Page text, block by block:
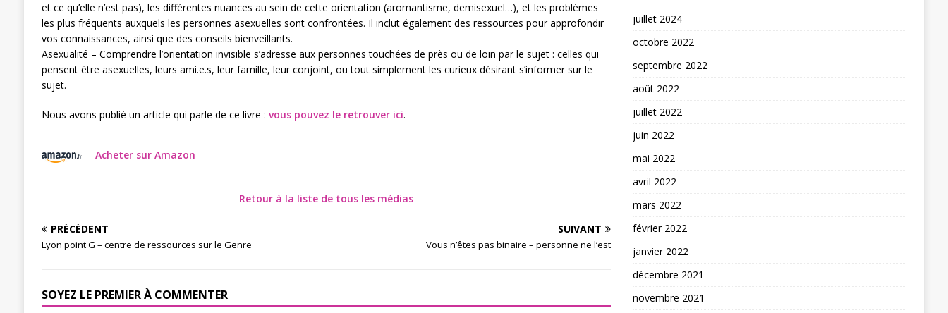
et ce qu’elle n’est pas), les différentes nuances au sein de cette orientation (aromantisme, demisexuel…), et les problèmes
les plus fréquents auxquels les personnes asexuelles sont confrontées. Il inclut également des ressources pour approfondir
vos connaissances, ainsi que des conseils bienveillants.
Asexualité – Comprendre l’orientation invisible s’adresse aux personnes touchées de près ou de loin par le sujet : celles qui
pensent être asexuelles, leurs ami.e.s, leur famille, leur conjoint, ou tout simplement les curieux désirant s’informer sur le
sujet.
Nous avons publié un article qui parle de ce livre : vous pouvez le retrouver ici.
Acheter sur Amazon
Retour à la liste de tous les médias
PRÉCÉDENT
Lyon point G – centre de ressources sur le Genre
SUIVANT
Vous n’êtes pas binaire – personne ne l’est
SOYEZ LE PREMIER À COMMENTER
juillet 2024
octobre 2022
septembre 2022
août 2022
juillet 2022
juin 2022
mai 2022
avril 2022
mars 2022
février 2022
janvier 2022
décembre 2021
novembre 2021